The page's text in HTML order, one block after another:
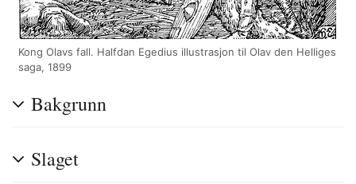
Kong Olavs fall. Halfdan Egedius illustrasjon til Olav den Helliges
saga, 1899
Bakgrunn
Slaget